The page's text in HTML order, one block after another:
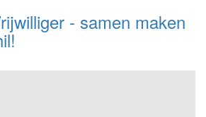
- samen maken